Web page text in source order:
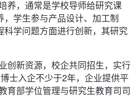
养，通常是学校导师给研究课
学生参与产品设计、加工制
学问题方面进行创新，其研究
创新资源，校企共同招生，实行
士入企不少于2年，企业提供平
育部学位管理与研究生教育司司